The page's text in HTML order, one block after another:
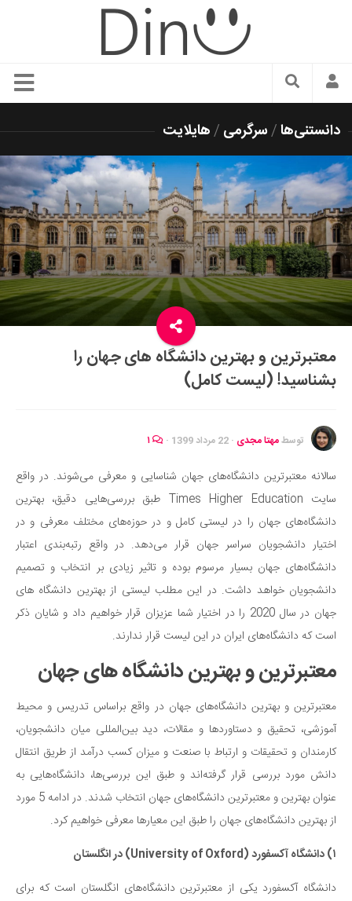
سبک زندگی
زیبایی و آرایش
شیک پوشی
دکوراسیون و چیدمان
غذا
رستوران گردی
آشپزی
سفر و گردشگری
ایران گردی
جهان گردی
موفقیت و مهارت‌های فردی
تغذیه سالم
بهداشت
بیماری و درمان
کودک و مادر
ورزش و تندرستی
روانشناسی
مراکز پزشکی و دارویی
فرهنگ و هنر
سینما و تئاتر
تلویزیون
موسیقی
چهره‌ها
عکاسی و هنرهای تجسمی
تاریخ
معماری
دانستنی‌ها/سرگرمی /هایلایت
معتبرترین و بهترین دانشگاه های جهان را
بشناسید! (لیست کامل)
توسطمهتا مجدی · 22 مرداد 1399 ·
سالانه معتبرترین دانشگاه‌های جهان شناسایی و معرفی می‌شوند. در واقع
سایت Times Higher Education طبق بررسی‌هایی دقیق، بهترین
دانشگاه‌های جهان را در لیستی کامل و در حوزه‌های مختلف معرفی و در
اختیار دانشجویان سراسر جهان قرار می‌دهد. در واقع رتبه‌بندی اعتبار
دانشگاه‌های جهان بسیار مرسوم بوده و تاثیر زیادی بر انتخاب و تصمیم
دانشجویان خواهد داشت. در این مطلب لیستی از بهترین دانشگاه های
جهان در سال 2020 را در اختیار شما عزیزان قرار خواهیم داد و شایان ذکر
است که دانشگاه‌های ایران در این لیست قرار ندارند.
معتبرترین و بهترین دانشگاه های جهان
معتبرترین و بهترین دانشگاه‌های جهان در واقع براساس تدریس و محیط
آموزشی، تحقیق و دستاوردها و مقالات، دید بین‌المللی میان دانشجویان،
کارمندان و تحقیقات و ارتباط با صنعت و میزان کسب درآمد از طریق انتقال
دانش مورد بررسی قرار گرفته‌اند و طبق این بررسی‌ها، دانشگاه‌هایی به
عنوان بهترین و معتبرترین دانشگاه‌های جهان انتخاب شدند. در ادامه 5 مورد
از بهترین دانشگاه‌های جهان را طبق این معیارها معرفی خواهیم کرد.
۱) دانشگاه آکسفورد (University of Oxford) در انگلستان
دانشگاه آکسفورد یکی از معتبرترین دانشگاه‌های انگلستان است که برای